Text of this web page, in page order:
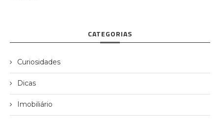
CATEGORIAS
Curiosidades
Dicas
Imobiliário